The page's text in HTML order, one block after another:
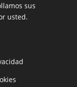
sus
usted.